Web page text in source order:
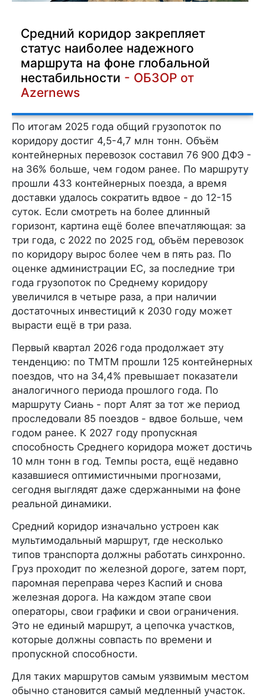
Средний коридор закрепляет
статус наиболее надежного
маршрута на фоне глобальной
нестабильности - ОБЗОР от
Azernews
По итогам 2025 года общий грузопоток по
коридору достиг 4,5-4,7 млн тонн. Объём
контейнерных перевозок составил 76 900 ДФЭ -
на 36% больше, чем годом ранее. По маршруту
прошли 433 контейнерных поезда, а время
доставки удалось сократить вдвое - до 12-15
суток. Если смотреть на более длинный
горизонт, картина ещё более впечатляющая: за
три года, с 2022 по 2025 год, объём перевозок
по коридору вырос более чем в пять раз. По
оценке администрации ЕС, за последние три
года грузопоток по Среднему коридору
увеличился в четыре раза, а при наличии
достаточных инвестиций к 2030 году может
вырасти ещё в три раза.
Первый квартал 2026 года продолжает эту
тенденцию: по ТМТМ прошли 125 контейнерных
поездов, что на 34,4% превышает показатели
аналогичного периода прошлого года. По
маршруту Сиань - порт Алят за тот же период
проследовали 85 поездов - вдвое больше, чем
годом ранее. К 2027 году пропускная
способность Среднего коридора может достичь
10 млн тонн в год. Темпы роста, ещё недавно
казавшиеся оптимистичными прогнозами,
сегодня выглядят даже сдержанными на фоне
реальной динамики.
Средний коридор изначально устроен как
мультимодальный маршрут, где несколько
типов транспорта должны работать синхронно.
Груз проходит по железной дороге, затем порт,
паромная переправа через Каспий и снова
железная дорога. На каждом этапе свои
операторы, свои графики и свои ограничения.
Это не единый маршрут, а цепочка участков,
которые должны совпасть по времени и
пропускной способности.
Для таких маршрутов самым уязвимым местом
обычно становится самый медленный участок.